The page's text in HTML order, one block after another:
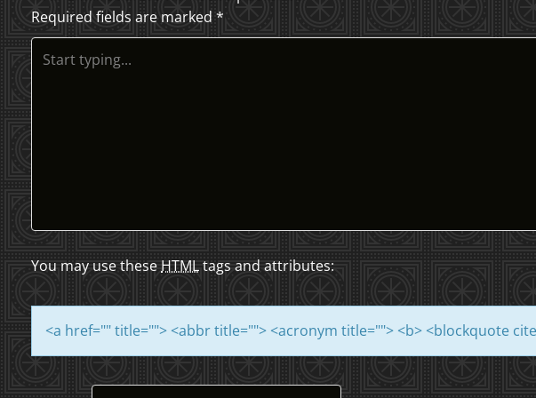
T
N
G
A
T
I
Required fields are marked *
You may use these HTMLtags and attributes:
<a href="" title=""> <abbr title=""> <acronym title=""> <b> <blockquote